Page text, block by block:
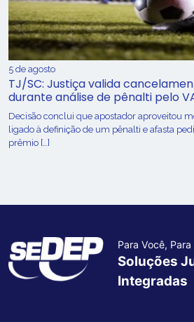
5 de agosto
TJ/SC: Justiça valida
durante análise de pênalti pelo
Decisão conclui que apostador aproveitou
ligado à definição de um pênalti e afasta
prêmio […]
Para Você,
Soluções
Integradas